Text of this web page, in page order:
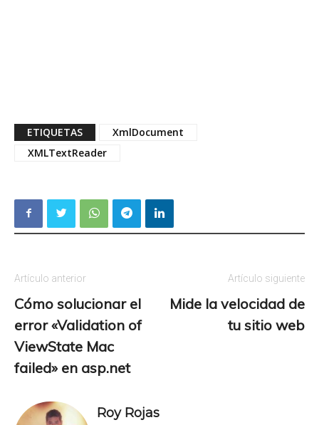
ETIQUETAS
XmlDocument
XMLTextReader
Artículo anterior
Cómo solucionar el
error «Validation of
ViewState Mac
failed» en asp.net
Artículo siguiente
Mide la velocidad de
tu sitio web
Roy Rojas